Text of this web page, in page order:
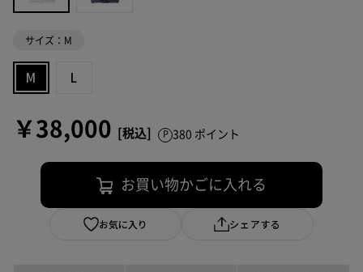
サイズ：M
M L
￥38,000 380 ポイント
お買い物かごに入れる
お気に入り シェアする